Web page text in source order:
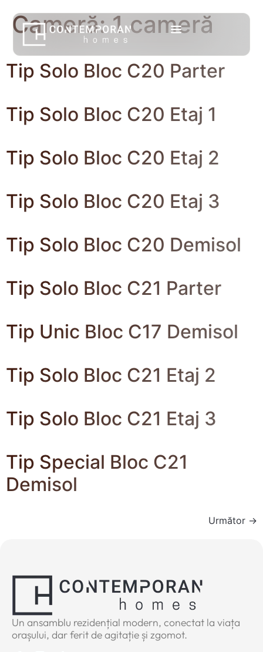
Cameră:1 cameră
Tip Solo Bloc C20 Parter
Tip Solo Bloc C20 Etaj 1
Tip Solo Bloc C20 Etaj 2
Tip Solo Bloc C20 Etaj 3
Tip Solo Bloc C20 Demisol
Tip Solo Bloc C21 Parter
Tip Unic Bloc C17 Demisol
Tip Solo Bloc C21 Etaj 2
Tip Solo Bloc C21 Etaj 3
Tip Special Bloc C21
Demisol
Următor →
Un ansamblu rezidențial modern, conectat la viața
orașului, dar ferit de agitație și zgomot.